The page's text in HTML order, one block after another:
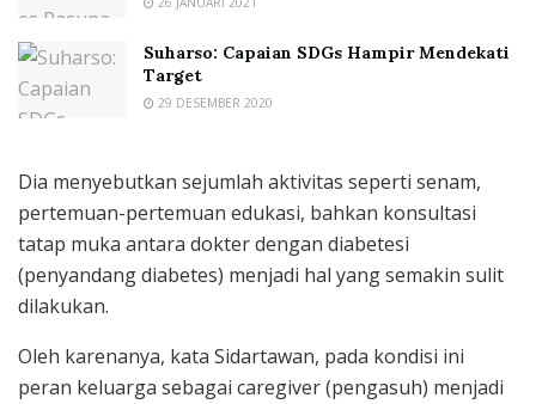
Suharso: Capaian SDGs Hampir Mendekati
Target
29 DESEMBER 2020
Dia menyebutkan sejumlah aktivitas seperti senam,
pertemuan-pertemuan edukasi, bahkan konsultasi
tatap muka antara dokter dengan diabetesi
(penyandang diabetes) menjadi hal yang semakin sulit
dilakukan.
Oleh karenanya, kata Sidartawan, pada kondisi ini
peran keluarga sebagai caregiver (pengasuh) menjadi